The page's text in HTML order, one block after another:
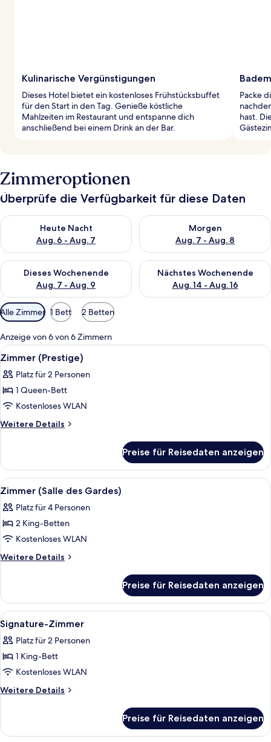
Kulinarische Vergünstigungen
Dieses Hotel bietet ein kostenloses Frühstücksbuffet
für den Start in den Tag. Genieße köstliche
Mahlzeiten im Restaurant und entspanne dich
anschließend bei einem Drink an der Bar.
Packe
hast.
Zimmeroptionen
Überprüfe die Verfügbarkeit für diese Daten
Heute Nacht
Aug. 6 - Aug. 7
Überprüfe die Verfügbarkeit für heute Nacht, Aug. 6 - Aug. 7.
Morgen
Aug. 7 - Aug. 8
Überprüfe die Verfügbarkeit
Dieses Wochenende
Aug. 7 - Aug. 9
Überprüfe die Verfügbarkeit für dieses Wochenende, Aug. 7
Nächstes Wochenende
Aug. 14 - Aug. 16
Überprüfe die Verfügbarkeit
Verfügbare
Filter
für
Zimmer
Alle Zimmer 1 Bett 2 Betten
Anzeige von 6 von 6 Zimmern
Alle
Fotos
für
Zimmer
(Prestige)
anzeigen
Ein ordentlich bezogenes Bett mit
5
Zimmer (Prestige)
Platz für 2 Personen
1 Queen-Bett
Kostenloses WLAN
Weitere Details
Weitere
(Prestige)
Preise für Reisedaten anzeigen
Alle
Fotos
für
Zimmer
(Salle
des
Ein Bett mit Baldachin, ein
7
Zimmer (Salle des Gardes)
Platz für 4 Personen
2 King-Betten
Kostenloses WLAN
Weitere Details
Weitere
(Salle
des
Gardes)
Preise für Reisedaten anzeigen
Alle
Fotos
für
Signature-
Zimmer
anzeigen
Ein Hotelzimmer mit floralem
3
Signature-Zimmer
Platz für 2 Personen
1 King-Bett
Kostenloses WLAN
Weitere Details
Weitere
Zimmer
Preise für Reisedaten anzeigen